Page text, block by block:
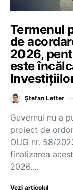
Termenul
de
2026,
este
Ștefan Lefter
Guvernul nu a
proiect de
OUG nr. 58/
finalizarea
2026.…
Vezi articolul